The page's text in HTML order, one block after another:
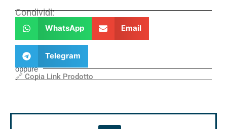
Condividi:
WhatsApp Email
Telegram
oppure
🔗 Copia Link Prodotto